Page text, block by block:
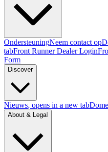
OndersteuningNeem contact op
tabFront Runner Dealer Login
Form
Discover
Nieuws, opens in a new tab
About & Legal